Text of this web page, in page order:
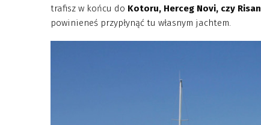
trafisz w końcu do Kotoru, Herceg Novi, czy Risan
powinieneś przypłynąć tu własnym jachtem.